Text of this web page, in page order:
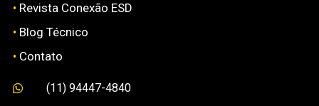
• Revista Conexão ESD
• Blog Técnico
• Contato
 (11) 94447-4840